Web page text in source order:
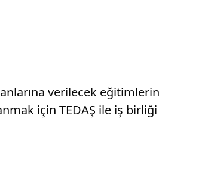
verilecek eğitimlerin
için TEDAŞ ile iş birliği